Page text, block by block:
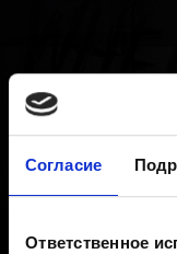
Согласие
Ответственное